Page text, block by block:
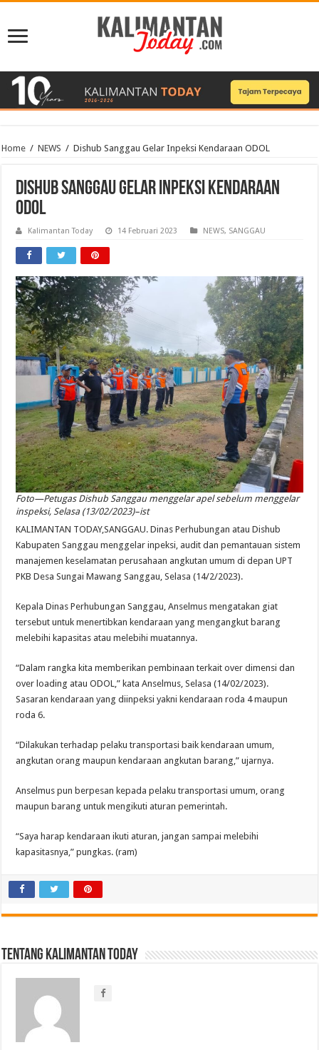
Home / NEWS / Dishub Sanggau Gelar Inpeksi Kendaraan ODOL
Dishub Sanggau Gelar Inpeksi Kendaraan
ODOL
Kalimantan Today 14 Februari 2023 NEWS, SANGGAU
Foto—Petugas Dishub Sanggau menggelar apel sebelum menggelar
inspeksi, Selasa (13/02/2023)–ist
KALIMANTAN TODAY,SANGGAU. Dinas Perhubungan atau Dishub
Kabupaten Sanggau menggelar inpeksi, audit dan pemantauan sistem
manajemen keselamatan perusahaan angkutan umum di depan UPT
PKB Desa Sungai Mawang Sanggau, Selasa (14/2/2023).
Kepala Dinas Perhubungan Sanggau, Anselmus mengatakan giat
tersebut untuk menertibkan kendaraan yang mengangkut barang
melebihi kapasitas atau melebihi muatannya.
“Dalam rangka kita memberikan pembinaan terkait over dimensi dan
over loading atau ODOL,” kata Anselmus, Selasa (14/02/2023).
Sasaran kendaraan yang diinpeksi yakni kendaraan roda 4 maupun
roda 6.
“Dilakukan terhadap pelaku transportasi baik kendaraan umum,
angkutan orang maupun kendaraan angkutan barang,” ujarnya.
Anselmus pun berpesan kepada pelaku transportasi umum, orang
maupun barang untuk mengikuti aturan pemerintah.
“Saya harap kendaraan ikuti aturan, jangan sampai melebihi
kapasitasnya,” pungkas. (ram)
Tentang Kalimantan Today